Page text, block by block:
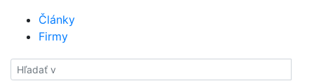
Články
Firmy
Hladať